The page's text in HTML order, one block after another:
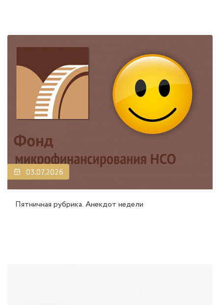
03.07.2026
Пятничная рубрика. Анекдот недели